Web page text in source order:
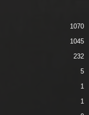
1070
1045
232
5
1
1